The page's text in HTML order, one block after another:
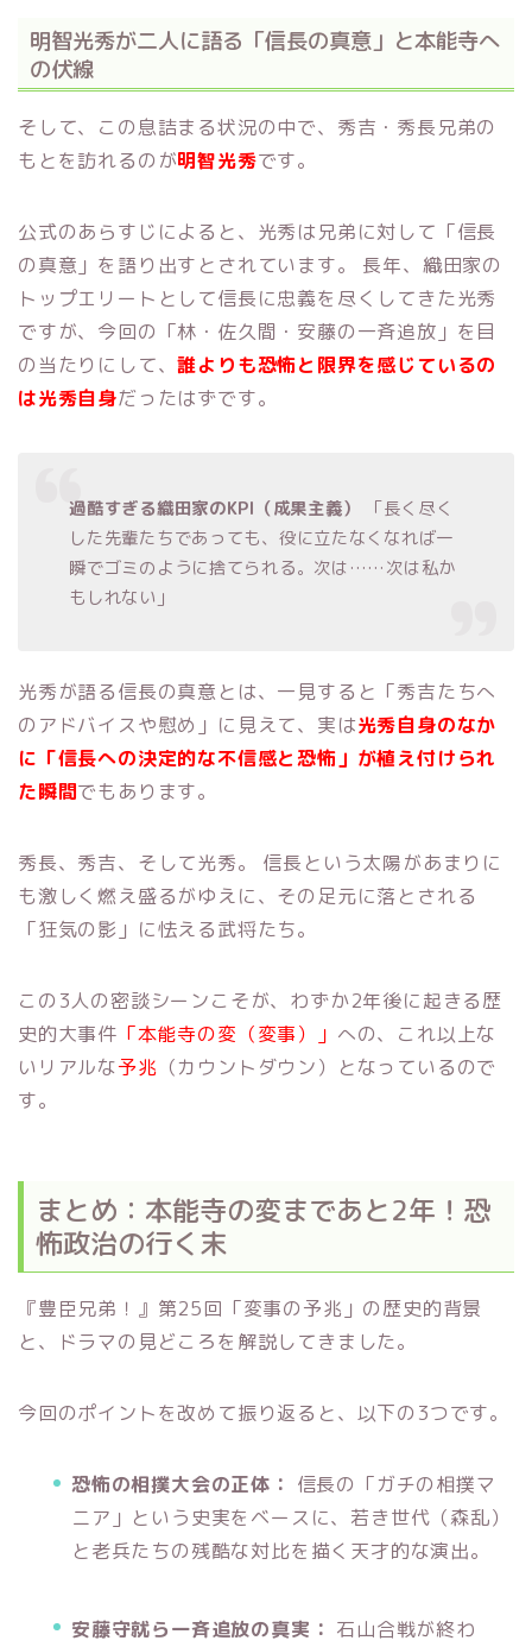
明智光秀が二人に語る「信長の真意」と本能寺へ
の伏線
そして、この息詰まる状況の中で、秀吉・秀長兄弟の
もとを訪れるのが明智光秀です。
公式のあらすじによると、光秀は兄弟に対して「信長
の真意」を語り出すとされています。 長年、織田家の
トップエリートとして信長に忠義を尽くしてきた光秀
ですが、今回の「林・佐久間・安藤の一斉追放」を目
の当たりにして、誰よりも恐怖と限界を感じているの
は光秀自身だったはずです。
過酷すぎる織田家のKPI（成果主義）
「長く尽く
した先輩たちであっても、役に立たなくなれば一
瞬でゴミのように捨てられる。次は……次は私か
もしれない」
光秀が語る信長の真意とは、一見すると「秀吉たちへ
のアドバイスや慰め」に見えて、実は光秀自身のなか
に「信長への決定的な不信感と恐怖」が植え付けられ
た瞬間でもあります。
秀長、秀吉、そして光秀。 信長という太陽があまりに
も激しく燃え盛るがゆえに、その足元に落とされる
「狂気の影」に怯える武将たち。
この3人の密談シーンこそが、わずか2年後に起きる歴
史的大事件 「本能寺の変（変事）」 への、これ以上な
いリアルな予兆 （カウントダウン）となっているので
す。
まとめ：本能寺の変まであと2年！恐
怖政治の行く末
『豊臣兄弟！』第25回「変事の予兆」の歴史的背景
と、ドラマの見どころを解説してきました。
今回のポイントを改めて振り返ると、以下の3つです。
恐怖の相撲大会の正体： 信長の「ガチの相撲マ
ニア」という史実をベースに、若き世代（森乱）
と老兵たちの残酷な対比を描く天才的な演出。
安藤守就ら一斉追放の真実： 石山合戦が終わ